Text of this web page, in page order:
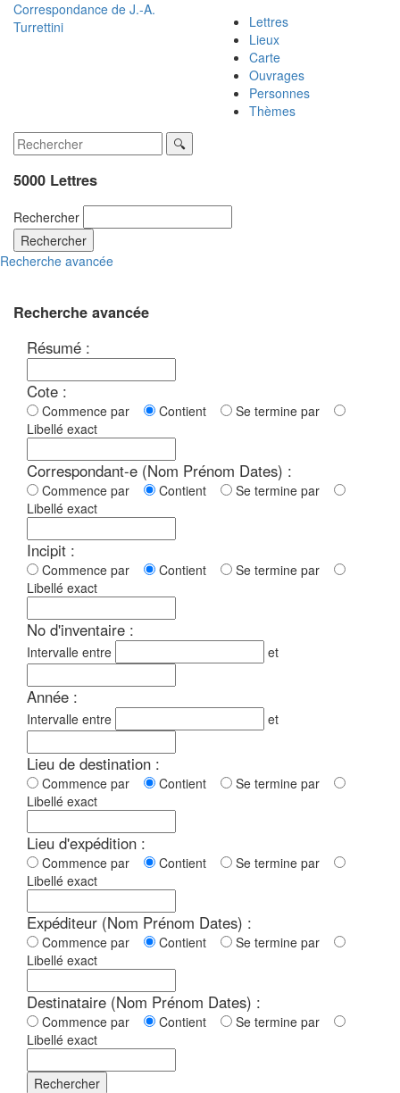
Correspondance de J.-A.
Turrettini
Lettres
Lieux
Carte
Ouvrages
Personnes
Thèmes
5000 Lettres
Rechercher
Rechercher
Recherche avancée
Recherche avancée
Résumé :
Cote :
Commence par Contient
Se termine par
Libellé exact
Correspondant-e (Nom Prénom Dates) :
Commence par Contient
Se termine par
Libellé exact
Incipit :
Commence par Contient
Se termine par
Libellé exact
No d'inventaire :
Intervalle entre et
Année :
Intervalle entre et
Lieu de destination :
Commence par Contient
Se termine par
Libellé exact
Lieu d'expédition :
Commence par Contient
Se termine par
Libellé exact
Expéditeur (Nom Prénom Dates) :
Commence par Contient
Se termine par
Libellé exact
Destinataire (Nom Prénom Dates) :
Commence par Contient
Se termine par
Libellé exact
Rechercher